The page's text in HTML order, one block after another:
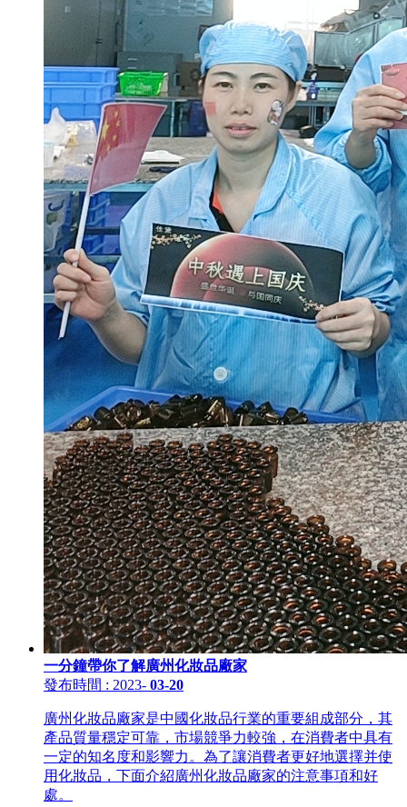
一分鐘帶你了解廣州化妝品廠家
發布時間 : 2023- 03-20
廣州化妝品廠家是中國化妝品行業的重要組成部分，其
產品質量穩定可靠，市場競爭力較強，在消費者中具有
一定的知名度和影響力。為了讓消費者更好地選擇并使
用化妝品，下面介紹廣州化妝品廠家的注意事項和好
處。